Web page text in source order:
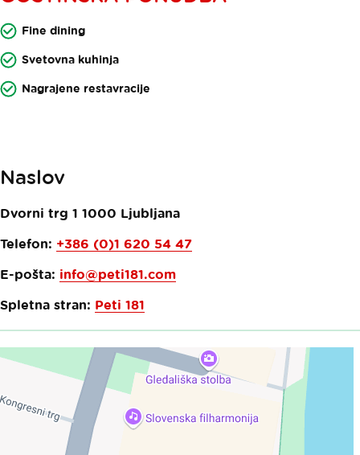
Fine dining
Svetovna kuhinja
Nagrajene restavracije
Naslov
Dvorni trg 1 1000 Ljubljana
Telefon: +386 (0)1 620 54 47
E-pošta: info@peti181.com
Spletna stran: Peti 181